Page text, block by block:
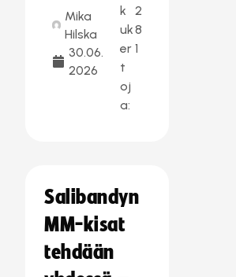
Mika
Hilska
30.06.
2026
k
uk
er
t
oj
a:
2
8
1
Salibandyn
MM-kisat
tehdään